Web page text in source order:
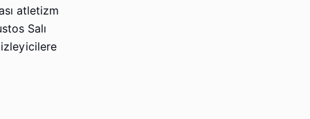
atletizm
Salı
izleyicilere